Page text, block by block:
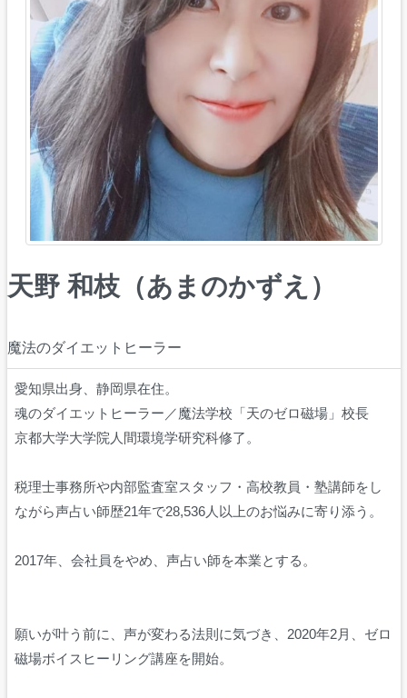
天野 和枝（あまのかずえ）
魔法のダイエットヒーラー
愛知県出身、静岡県在住。
魂のダイエットヒーラー／魔法学校「天のゼロ磁場」校長
京都大学大学院人間環境学研究科修了。
税理士事務所や内部監査室スタッフ・高校教員・塾講師をし
ながら声占い師歴21年で28,536人以上のお悩みに寄り添う。
2017年、会社員をやめ、声占い師を本業とする。
願いが叶う前に、声が変わる法則に気づき、2020年2月、ゼロ
磁場ボイスヒーリング講座を開始。